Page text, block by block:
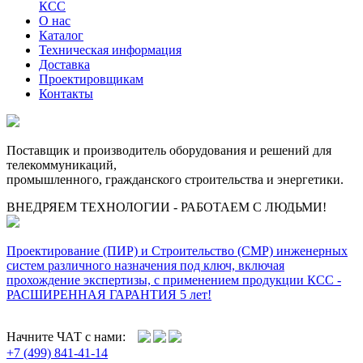
КСС
О нас
Каталог
Техническая информация
Доставка
Проектировщикам
Контакты
Поставщик и производитель оборудования и решений для
телекоммуникаций,
промышленного, гражданского строительства и энергетики.
ВНЕДРЯЕМ ТЕХНОЛОГИИ - РАБОТАЕМ С ЛЮДЬМИ!
Проектирование (ПИР) и Cтроительство (СМР) инженерных
систем различного назначения под ключ, включая
прохождение экспертизы, с применением продукции КСС -
РАСШИРЕННАЯ ГАРАНТИЯ 5 лет!
Начните ЧАТ с нами:
+7 (499) 841-41-14